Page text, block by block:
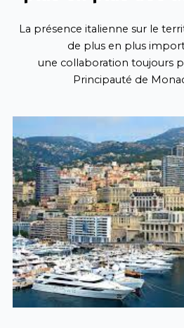
La présence italienne sur le
de plus en plus
une collaboration toujours
Principauté de